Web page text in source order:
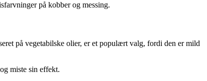
på kobber og messing.
på vegetabilske olier, er et populært valg, fordi den er mild
miste sin effekt.